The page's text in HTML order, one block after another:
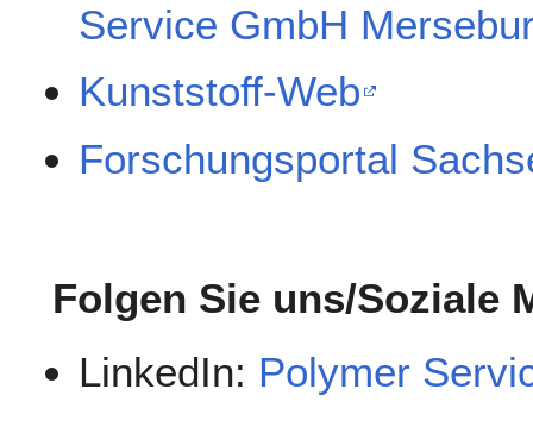
Service GmbH
Kunststoff-Web
Forschungsportal
Folgen Sie uns/Soziale
LinkedIn: Polymer